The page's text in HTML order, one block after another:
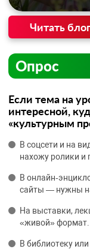
Читать
Опрос
Если тема на
интересной,
«культурным
В соцсети и на
нахожу ролики и
В
сайты — нужны
На выставки,
«живой» формат.
В библиотеку